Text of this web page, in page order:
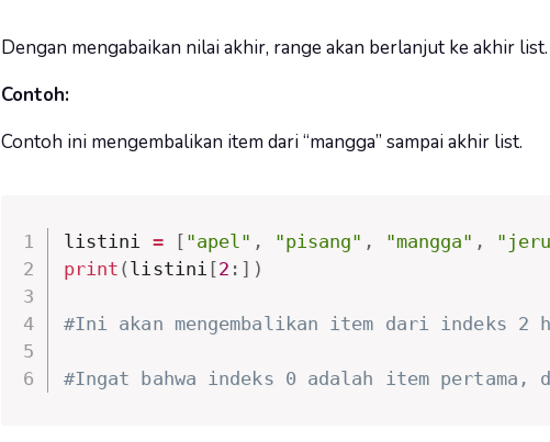
Dengan mengabaikan nilai akhir, range akan berlanjut ke akhir list.
Contoh:
Contoh ini mengembalikan item dari “mangga” sampai akhir list.
listini = [ "apel" , "pisang" , "mangga" ,
print ( listini [2 : ] )
#Ini akan mengembalikan item dari indeks 2
#Ingat bahwa indeks 0 adalah item pertama,